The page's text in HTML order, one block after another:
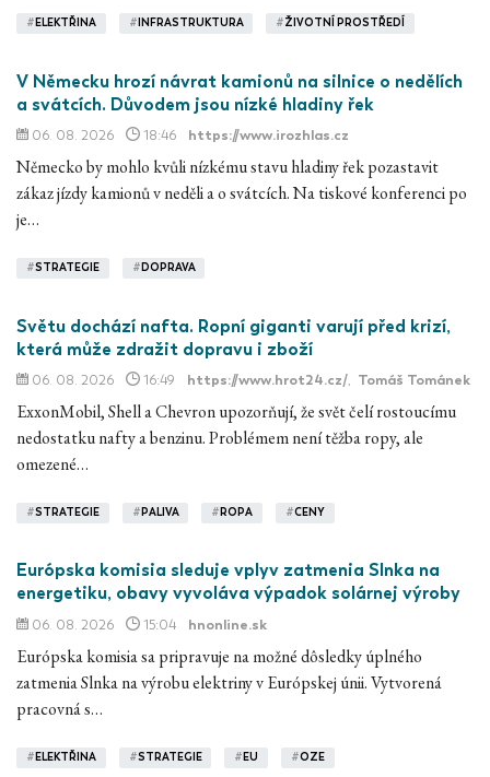
# ELEKTŘINA # INFRASTRUKTURA #ŽIVOTNÍ PROSTŘEDÍ
V Německu hrozí návrat kamionů na silnice o nedělích
a svátcích. Důvodem jsou nízké hladiny řek
06. 08. 2026 18:46 https://www.irozhlas.cz
Německo by mohlo kvůli nízkému stavu hladiny řek pozastavit
zákaz jízdy kamionů v neděli a o svátcích. Na tiskové konferenci po
je…
#STRATEGIE # DOPRAVA
Světu dochází nafta. Ropní giganti varují před krizí,
která může zdražit dopravu i zboží
06. 08. 2026 16:49 https://www.hrot24.cz/, Tomáš Tománek
ExxonMobil, Shell a Chevron upozorňují, že svět čelí rostoucímu
nedostatku nafty a benzinu. Problémem není těžba ropy, ale
omezené…
#STRATEGIE # PALIVA # ROPA #CENY
Európska komisia sleduje vplyv zatmenia Slnka na
energetiku, obavy vyvoláva výpadok solárnej výroby
06. 08. 2026 15:04 hnonline.sk
Európska komisia sa pripravuje na možné dôsledky úplného
zatmenia Slnka na výrobu elektriny v Európskej únii. Vytvorená
pracovná s…
# ELEKTŘINA #STRATEGIE # EU #OZE